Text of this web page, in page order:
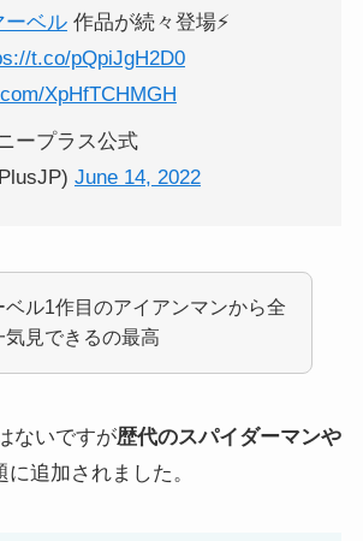
ーベル作品が続々登場⚡
t.co/pQpiJgH2D0
XpHfTCHMGH
ープラス公式
June 14, 2022
ベル1作目のアイアンマンから全
気見できるの最高
ないですが歴代のスパイダーマンや
に追加されました。